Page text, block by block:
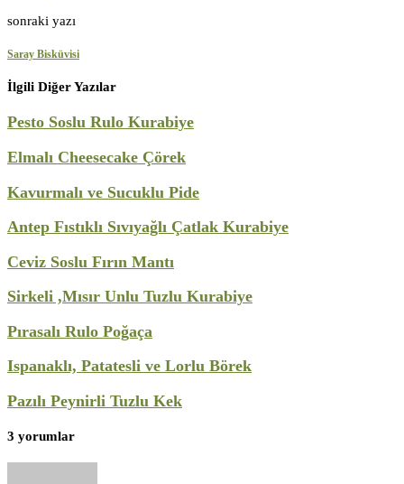
sonraki yazı
Saray Bisküvisi
İlgili Diğer Yazılar
Pesto Soslu Rulo Kurabiye
Elmalı Cheesecake Çörek
Kavurmalı ve Sucuklu Pide
Antep Fıstıklı Sıvıyağlı Çatlak Kurabiye
Ceviz Soslu Fırın Mantı
Sirkeli ,Mısır Unlu Tuzlu Kurabiye
Pırasalı Rulo Poğaça
Ispanaklı, Patatesli ve Lorlu Börek
Pazılı Peynirli Tuzlu Kek
3 yorumlar